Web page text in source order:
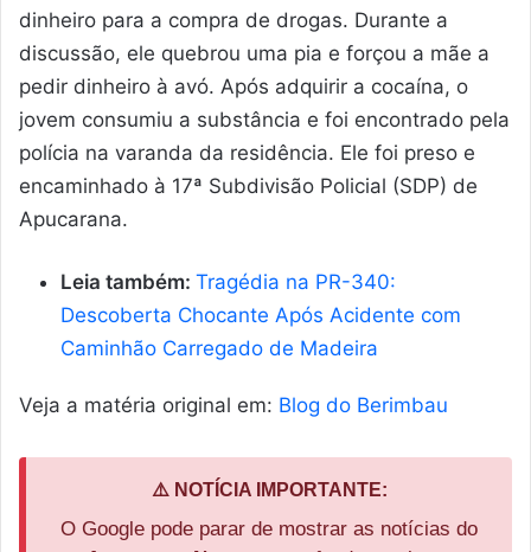
dinheiro para a compra de drogas. Durante a
discussão, ele quebrou uma pia e forçou a mãe a
pedir dinheiro à avó. Após adquirir a cocaína, o
jovem consumiu a substância e foi encontrado pela
polícia na varanda da residência. Ele foi preso e
encaminhado à 17ª Subdivisão Policial (SDP) de
Apucarana.
Leia também: Tragédia na PR-340:
Descoberta Chocante Após Acidente com
Caminhão Carregado de Madeira
Veja a matéria original em: Blog do Berimbau
⚠️ NOTÍCIA IMPORTANTE:
O Google pode parar de mostrar as notícias do